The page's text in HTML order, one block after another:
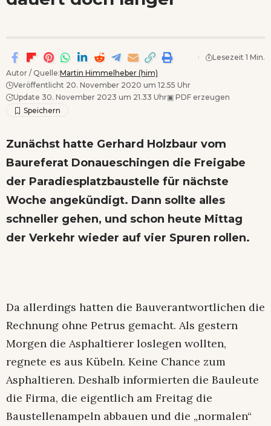
Autor / Quelle:Martin Himmelheber (him)
Veröffentlicht 20. November 2020 um 12.55 Uhr
Update 30. November 2023 um 21.33 Uhr▣ PDF erzeugen
Lesezeit 1 Min.
Zunächst hatte Gerhard Holzbaur vom
Baureferat Donaueschingen die Freigabe
der Paradiesplatzbaustelle für nächste
Woche angekündigt. Dann sollte alles
schneller gehen, und schon heute Mittag
der Verkehr wieder auf vier Spuren rollen.
Da allerdings hatten die Bauverantwortlichen die
Rechnung ohne Petrus gemacht. Als gestern
Morgen die Asphaltierer loslegen wollten,
regnete es aus Kübeln. Keine Chance zum
Asphaltieren. Deshalb informierten die Bauleute
die Firma, die eigentlich am Freitag die
Baustellenampeln abbauen und die „normalen“